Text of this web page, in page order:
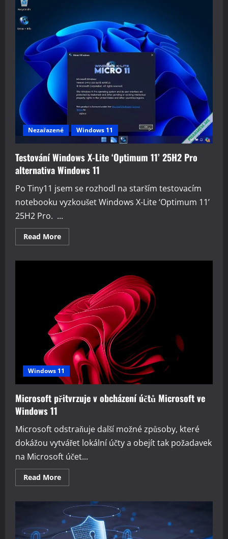
vývojáře
Nezařazené Windows 11
Testování Windows X-Lite ‘Optimum 11’ 25H2 Pro
alternativa Windows 11
Po Tiny11 jsem se rozhodl na starším testovacím
notebooku vyzkoušet Windows X-Lite ‘Optimum 11’
25H2 Pro. ...
Read MoreRead
more
25H2
Pro
alternativa
Windows
11
Windows 11
Microsoft přitvrzuje v obcházení účtů Microsoft ve
Windows 11
Microsoft odstraňuje další možné způsoby, které
dokážou vytvářet lokální účty a obejít tak požadavek
na Microsoft účet...
Read MoreRead
more
přitvrzuje
v
obcházení
účtů
Microsoft